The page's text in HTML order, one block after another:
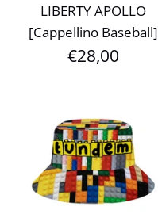
LIBERTY APOLLO
[Cappellino Baseball]
€28,00